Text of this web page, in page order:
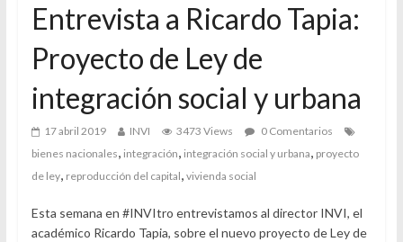
Entrevista a Ricardo Tapia:
Proyecto de Ley de
integración social y urbana
17 abril 2019 INVI 3473 Views
0 Comentarios
bienes nacionales, integración, integración social y urbana, proyecto
de ley, reproducción del capital, vivienda social
Esta semana en #INVItro entrevistamos al director INVI, el
académico Ricardo Tapia, sobre el nuevo proyecto de Ley de